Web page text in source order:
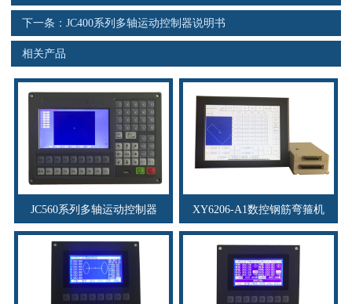
技术资讯
公司动态
行业新闻
资质荣誉
下一条： JC400系列多轴运动控制器说明书
相关产品
JC560系列多轴运动控制器 XY6206-A1数控钢筋弯箍机